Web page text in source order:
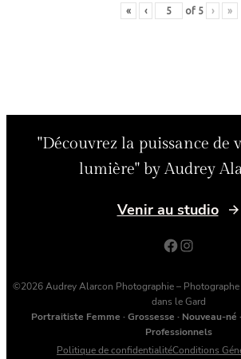
« ‹ of 5 › »
"Découvrez la puissance de
lumière" by Audrey
Venir au studio
Facebook Instagram
©2026 Audrey Alarcon Photographie – Photographe
dans le Gard
Portraitiste Femme · Grossesse · Nouveau-né
Professionnels
Politique de confidentialitéConditions